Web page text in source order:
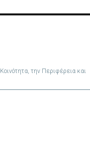
την Περιφέρεια και